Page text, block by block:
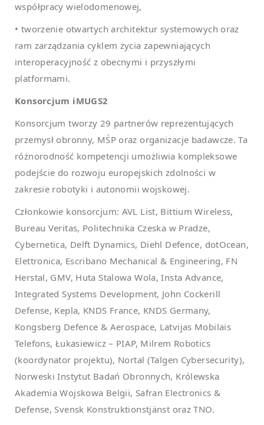
współpracy wielodomenowej,
• tworzenie otwartych architektur systemowych oraz
ram zarządzania cyklem życia zapewniających
interoperacyjność z obecnymi i przyszłymi
platformami.
Konsorcjum iMUGS2
Konsorcjum tworzy 29 partnerów reprezentujących
przemysł obronny, MŚP oraz organizacje badawcze. Ta
różnorodność kompetencji umożliwia kompleksowe
podejście do rozwoju europejskich zdolności w
zakresie robotyki i autonomii wojskowej.
Członkowie konsorcjum: AVL List, Bittium Wireless,
Bureau Veritas, Politechnika Czeska w Pradze,
Cybernetica, Delft Dynamics, Diehl Defence, dotOcean,
Elettronica, Escribano Mechanical & Engineering, FN
Herstal, GMV, Huta Stalowa Wola, Insta Advance,
Integrated Systems Development, John Cockerill
Defense, Kepla, KNDS France, KNDS Germany,
Kongsberg Defence & Aerospace, Latvijas Mobilais
Telefons, Łukasiewicz – PIAP, Milrem Robotics
(koordynator projektu), Nortal (Talgen Cybersecurity),
Norweski Instytut Badań Obronnych, Królewska
Akademia Wojskowa Belgii, Safran Electronics &
Defense, Svensk Konstruktionstjänst oraz TNO.